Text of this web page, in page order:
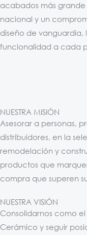
acabados más grande
nacional y un
diseño de
funcionalidad a cada
NUESTRA MISIÓN
Asesorar a personas,
distribuidores, en la
remodelación y
productos que
compra que superen
NUESTRA VISIÓN
Consolidarnos como
Cerámico y seguir